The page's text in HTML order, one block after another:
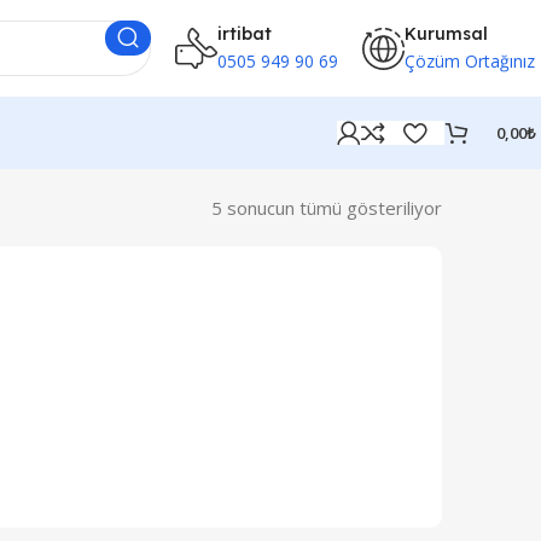
irtibat
0505 949 90 69
Kurumsal
Çözüm Ortağınız
0,00₺
5 sonucun tümü gösteriliyor